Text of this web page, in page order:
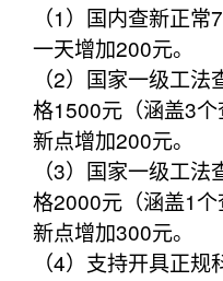
（1）国内查新正
一天增加200元。
（2）国家一级工
格1500元（涵盖3
新点增加200元。
（3）国家一级工
格2000元（涵盖1
新点增加300元。
（4）支持开具正规